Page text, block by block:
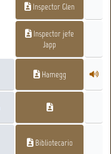
Inspector Glen
Inspector jefe
Japp
Hamegg
Bibliotecario